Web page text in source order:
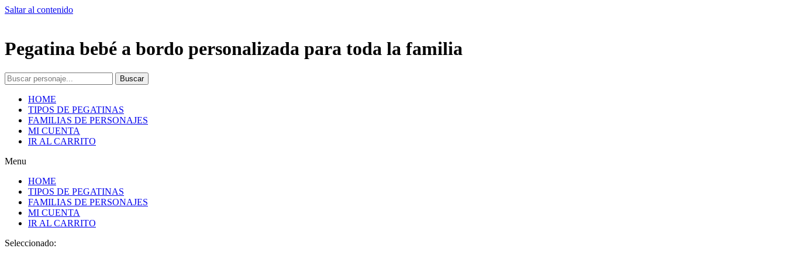
Saltar al contenido
Pegatina bebé a bordo personalizada para toda la familia
Buscar
HOME
TIPOS DE PEGATINAS
FAMILIAS DE PERSONAJES
MI CUENTA
IR AL CARRITO
Menu
HOME
TIPOS DE PEGATINAS
FAMILIAS DE PERSONAJES
MI CUENTA
IR AL CARRITO
Seleccionado: